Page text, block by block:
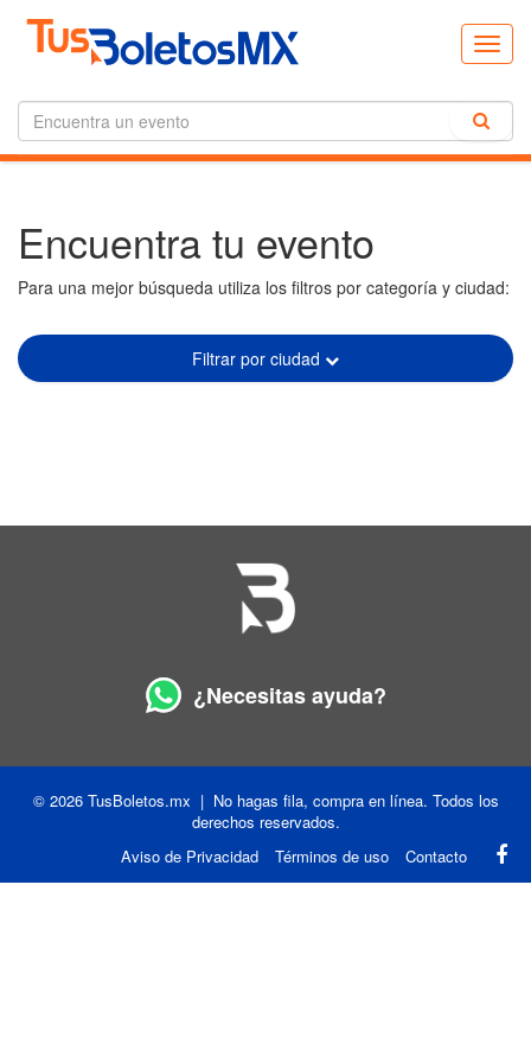
Encuentra tu evento
Para una mejor búsqueda utiliza los filtros por categoría y ciudad:
Filtrar por ciudad
¿Necesitas ayuda?
© 2026 TusBoletos.mx | No hagas fila, compra en línea. Todos los
derechos reservados.
Aviso de Privacidad
Términos de uso Contacto